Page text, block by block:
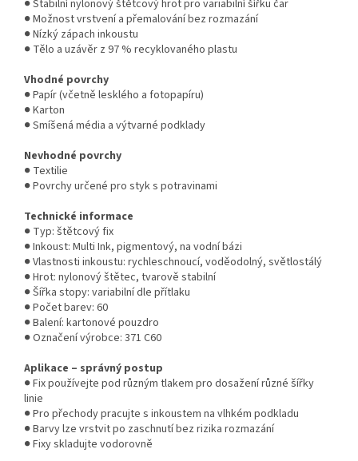
● Stabilní nylonový štětcový hrot pro variabilní šířku čar
● Možnost vrstvení a přemalování bez rozmazání
● Nízký zápach inkoustu
● Tělo a uzávěr z 97 % recyklovaného plastu
Vhodné povrchy
● Papír (včetně lesklého a fotopapíru)
● Karton
● Smíšená média a výtvarné podklady
Nevhodné povrchy
● Textilie
● Povrchy určené pro styk s potravinami
Technické informace
● Typ: štětcový fix
● Inkoust: Multi Ink, pigmentový, na vodní bázi
● Vlastnosti inkoustu: rychleschnoucí, voděodolný, světlostálý
● Hrot: nylonový štětec, tvarově stabilní
● Šířka stopy: variabilní dle přítlaku
● Počet barev: 60
● Balení: kartonové pouzdro
● Označení výrobce: 371 C60
Aplikace – správný postup
● Fix používejte pod různým tlakem pro dosažení různé šířky
linie
● Pro přechody pracujte s inkoustem na vlhkém podkladu
● Barvy lze vrstvit po zaschnutí bez rizika rozmazání
● Fixy skladujte vodorovně